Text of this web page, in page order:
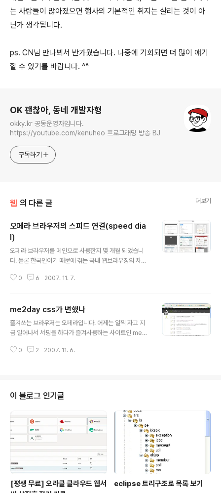
는 사람들이 많아졌으면 행사의 기본적인 취지는 살리는 것이 아
닌가 생각됩니다.
ps. CN님 만나뵈서 반가웠습니다. 나중에 기회되면 더 많이 얘기
할 수 있기를 바랍니다. ^^
OK 괜찮아, 동네 개발자형
okky.kr 공동운영자입니다.
https://youtube.com/kenuheo 프로그래밍 방송 BJ
구독하기
웹 의 다른 글 더보기
오페라 브라우저의 스피드 연결(speed dia
l)
오페라 브라우저를 메인으로 사용한지 몇 개월 되었습니
다. 물론 한국인이기 때문에 겪는 국내 웹브라우징의 차별
의 다른 해석은 진한 아쉬움을 남깁니다. 오늘 하고 싶은 얘
게 9개의 사이트 이미지가 보입니다. 제가 자주 가는 사이
트 9개에 대한 것이죠. ctrl+T 는 탭브라우징을 하시는 분
들이면 다 아실 것입니다. 빈 페이지 띄우기. 여기서 9개 중
까지가 스피드 연결에 설정한 사이트에 매핑되어 있습니
0 6 2007. 11. 7.
me2day css가 변했나
즐겨쓰는 브라우저는 오페라입니다. 어제는 일찍 자고 지
금 일어나서 서핑을 하다가 즐겨사용하는 사이트인 me2d
MS가 오늘 대대적으로 업데이트 한다던데, 조용하군요.)
얘가 좀 예민합니다. 불여우랑 친한 개똥벌레(http://ww
w.getfirebug.com/)를 불러다가 진상조사를 시켰습니
다. 빨간색으로 표기된 부분이 1.5em 으로 마진을 잡았는
데, 오페라에서 다르게 해석한 것 같습니다. 여하튼 어색해
요. 어색해요.
0 2 2007. 11. 6.
이 블로그 인기글
[평생 무료] 오라클 클라우드 웹서
eclipse 트리구조로 목록 보기